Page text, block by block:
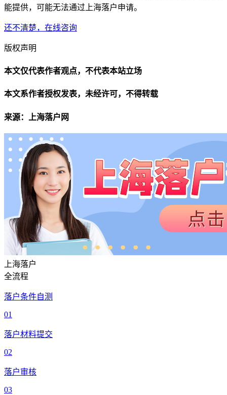
能提供，可能无法通过上海落户申请。
还不清楚，在线咨询
版权声明
本文仅代表作者观点，不代表本站立场
本文系作者授权发表，未经许可，不得转载
来源：上海落户网
上海落户
全流程
落户条件自测
01
落户材料提交
02
落户审核
03